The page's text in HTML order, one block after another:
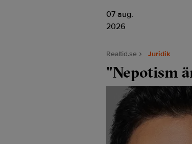
07 aug.
2026
Realtid.se Juridik
"Nepotism